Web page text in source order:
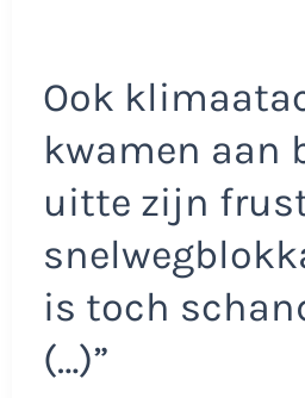
Ook
kwamen aan
uitte zijn
is toch
(…)”